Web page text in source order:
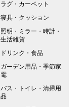
ラグ・カーペット
寝具・クッション
照明・ミラー・時計・
生活雑貨
ドリンク・食品
ガーデン用品・季節家
電
バス・トイレ・清掃用
品